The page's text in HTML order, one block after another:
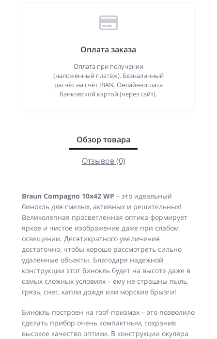
Оплата заказа
Оплата при получении
(наложенный платёж). Безналичный
расчёт на счёт IBAN. Онлайн-оплата
банковской картой (через сайт).
Обзор товара
Отзывов (0)
Braun Compagno 10х42 WP – это идеальный
бинокль для смелых, активных и решительных!
Великолепная просветленная оптика формирует
яркое и чистое изображение даже при слабом
освещении. Десятикратного увеличения
достаточно, чтобы хорошо рассмотреть сильно
удаленные объекты. Благодаря надежной
конструкции этот бинокль будет на высоте даже в
самых сложных условиях – ему не страшны пыль,
грязь, снег, капли дождя или морские брызги!
Бинокль построен на roof-призмах – это позволило
сделать прибор очень компактным, сохранив
высокое качество оптики. В конструкции окуляра